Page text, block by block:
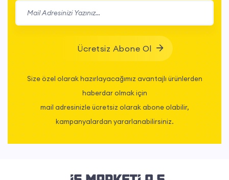
Ücretsiz Abone Ol
Size özel olarak hazırlayacağımız avantajlı ürünlerden
haberdar olmak için
mail adresinizle ücretsiz olarak abone olabilir,
kampanyalardan yararlanabilirsiniz.